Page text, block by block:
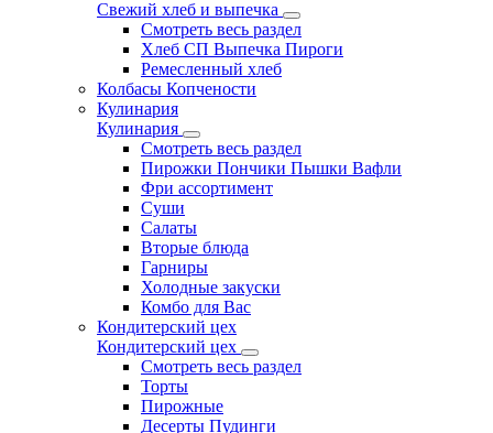
Свежий хлеб и выпечка
Смотреть весь раздел
Хлеб СП Выпечка Пироги
Ремесленный хлеб
Колбасы Копчености
Кулинария
Кулинария
Смотреть весь раздел
Пирожки Пончики Пышки Вафли
Фри ассортимент
Суши
Салаты
Вторые блюда
Гарниры
Холодные закуски
Комбо для Вас
Кондитерский цех
Кондитерский цех
Смотреть весь раздел
Торты
Пирожные
Десерты Пудинги